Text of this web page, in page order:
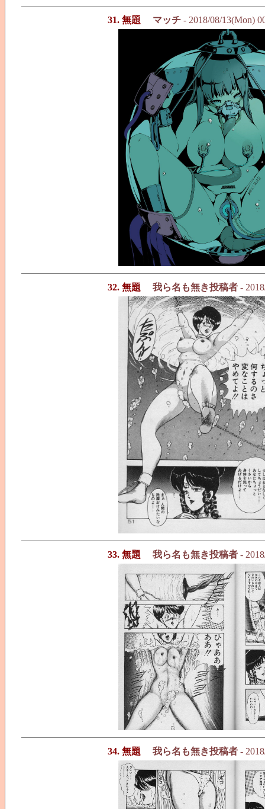
31. 無題 マッチ - 2018/08/13(Mon)
32. 無題 我ら名も無き投稿者 -
33. 無題 我ら名も無き投稿者 -
34. 無題 我ら名も無き投稿者 -